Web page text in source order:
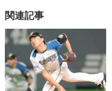
関連記事